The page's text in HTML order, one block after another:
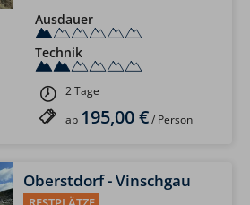
Ausdauer
Technik
2 Tage
ab 195,00 €/ Person
Oberstdorf - Vinschgau